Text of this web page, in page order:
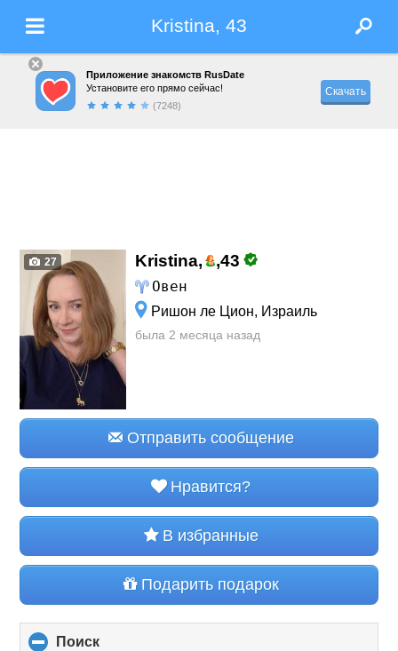
Kristina, 43
Приложение знакомств RusDate
Установите его прямо сейчас!
(7248)
Скачать
27 Kristina, ,43
Овен
Ришон ле Цион, Израиль
была 2 месяца назад
Отправить сообщение
Нравится?
В избранные
Подарить подарок
Поиск